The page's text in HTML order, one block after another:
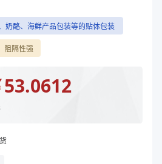
奶酪、海鲜产品包装等的贴体包装
阻隔性强
53.0612